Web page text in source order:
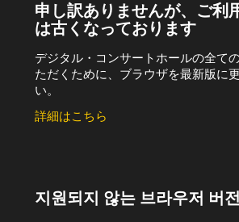
申し訳ありませんが、ご利
は古くなっております
デジタル・コンサートホールの全て
ただくために、ブラウザを最新版に
い。
詳細はこちら
지원되지 않는 브라우저 버